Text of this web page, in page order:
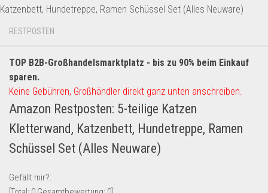
Geschäft, Büro & Schreibwaren
Geschenkartikel
Handy und Smartphone
Kosmetik & Pflege
Lebensmittel & Getränke
Multimedia & Elektro
Münzen
Spielzeug & Games
Katzenbett, Hundetreppe, Ramen Schüssel Set (Alles Neuware)
RESTPOSTEN
TOP B2B-Großhandelsmarktplatz - bis zu 90% beim Einkauf
sparen.
Keine Gebühren, Großhändler direkt ganz unten anschreiben.
Amazon Restposten: 5-teilige Katzen
Kletterwand, Katzenbett, Hundetreppe, Ramen
Schüssel Set (Alles Neuware)
Gefällt mir?: